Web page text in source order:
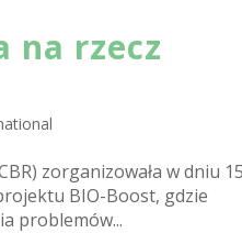
na rzecz
zorganizowała w dniu
BIO-Boost, gdzie
problemów...